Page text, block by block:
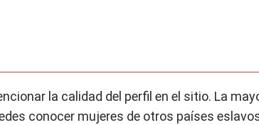
la calidad del perfil en el sitio. La
conocer mujeres de otros países